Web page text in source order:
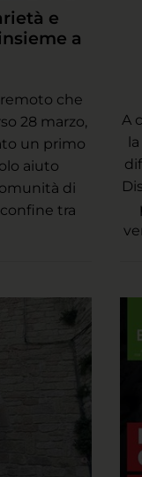
e
a
che
28 marzo,
un primo
aiuto
di
tra
A